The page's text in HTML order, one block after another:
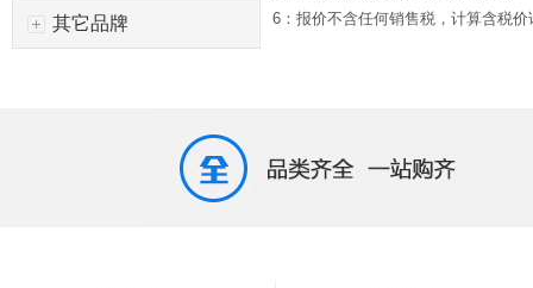
其它品牌
6：报价不含任何销售税，计算含税价